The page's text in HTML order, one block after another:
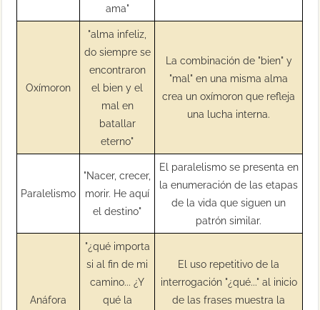
ama"
Oxímoron
"alma infeliz,
do siempre se
encontraron
el bien y el
mal en
batallar
eterno"
La combinación de "bien" y
"mal" en una misma alma
crea un oxímoron que refleja
una lucha interna.
Paralelismo
"Nacer, crecer,
morir. He aquí
el destino"
El paralelismo se presenta en
la enumeración de las etapas
de la vida que siguen un
patrón similar.
Anáfora
"¿qué importa
si al fin de mi
camino... ¿Y
qué la
El uso repetitivo de la
interrogación "¿qué..." al inicio
de las frases muestra la